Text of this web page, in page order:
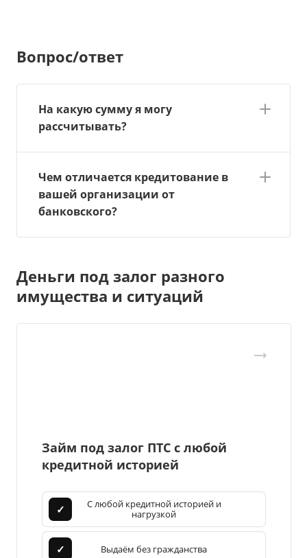
Вопрос/ответ
На какую сумму я могу
рассчитывать?
Чем отличается кредитование в
вашей организации от
банковского?
Деньги под залог разного
имущества и ситуаций
Займ под залог ПТС с любой
кредитной историей
✓
С любой кредитной историей и
нагрузкой
✓ Выдаём без гражданства